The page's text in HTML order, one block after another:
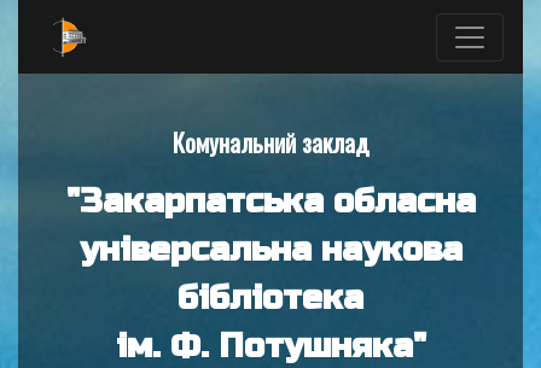
Комунальний заклад
"Закарпатська обласна
універсальна наукова
бібліотека
ім. Ф. Потушняка"